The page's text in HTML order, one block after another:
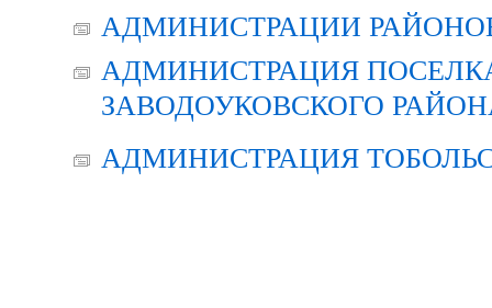
АДМИНИСТРАЦИИ
АДМИНИСТРАЦИЯ
ЗАВОДОУКОВСКОГО
АДМИНИСТРАЦИЯ